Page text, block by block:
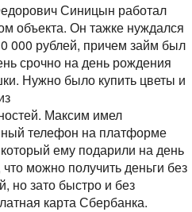
Синицын работал
объекта. Он тажке нуждался
000 рублей, причем займ был
срочно на день рождения
Нужно было купить цветы и
Максим имел
телефон на платформе
ему подарили на день
можно получить деньги без
но зато быстро и без
карта Сбербанка.